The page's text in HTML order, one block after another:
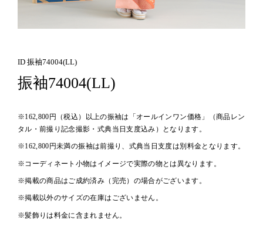
ID 振袖74004(LL)
振袖74004(LL)
※162,800円（税込）以上の振袖は「オールインワン価格」（商品レン
タル・前撮り記念撮影・式典当日支度込み）となります。
※162,800円未満の振袖は前撮り、式典当日支度は別料金となります。
※コーディネート小物はイメージで実際の物とは異なります。
※掲載の商品はご成約済み（完売）の場合がございます。
※掲載以外のサイズの在庫はございません。
※髪飾りは料金に含まれません。